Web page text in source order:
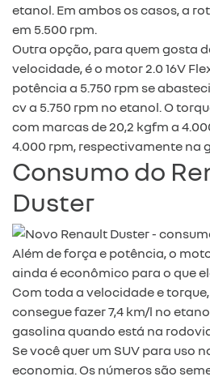
etanol. Em ambos os casos, a
em 5.500 rpm.
Outra opção, para quem gosta
velocidade, é o motor 2.0 16V
potência a 5.750 rpm se
cv a 5.750 rpm no etanol. O
com marcas de 20,2 kgfm a
4.000 rpm, respectivamente na
Consumo do
Duster
Além de força e potência, o
ainda é econômico para o que
Com toda a velocidade e
consegue fazer 7,4 km/l no
gasolina quando está na
Se você quer um SUV para uso
economia. Os números são